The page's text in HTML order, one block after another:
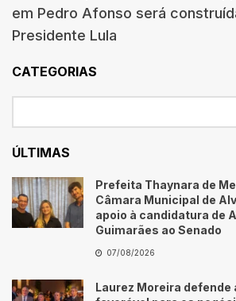
em Pedro Afonso será
Presidente Lula
CATEGORIAS
ÚLTIMAS
Prefeita Thaynara de
Câmara Municipal de
apoio à candidatura de
Guimarães ao Senado
07/08/2026
Laurez Moreira defende